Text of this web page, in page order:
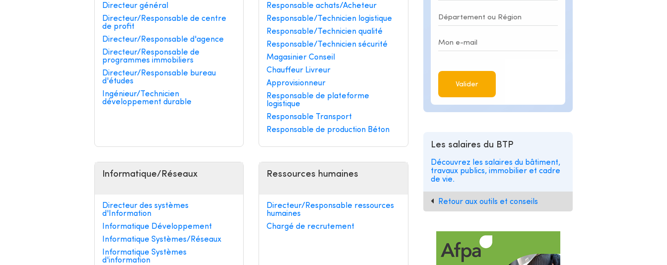
Directeur général
Directeur/Responsable de centre
de profit
Directeur/Responsable d'agence
Directeur/Responsable de
programmes immobiliers
Directeur/Responsable bureau
d'études
Ingénieur/Technicien
développement durable
Responsable achats/Acheteur
Responsable/Technicien logistique
Responsable/Technicien qualité
Responsable/Technicien sécurité
Magasinier Conseil
Chauffeur Livreur
Approvisionneur
Responsable de plateforme
logistique
Responsable Transport
Responsable de production Béton
Informatique/Réseaux
Directeur des systèmes
d'Information
Informatique Développement
Informatique Systèmes/Réseaux
Informatique Systèmes
d'information
Ressources humaines
Directeur/Responsable ressources
humaines
Chargé de recrutement
Valider
Les salaires du BTP
Découvrez les salaires du bâtiment,
travaux publics, immobilier et cadre
de vie.
Retour aux outils et conseils